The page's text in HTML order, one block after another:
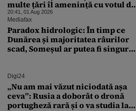
multe țări îl amenință cu votul de
neîncredere dacă nu
demisionează
20:41, 01 Aug 2026
Mediafax
Paradox hidrologic: În timp ce
Dunărea și majoritatea râurilor
scad, Someșul ar putea fi singurul
Digi24
„Nu am mai văzut niciodată așa
ceva”: Rusia a doborât o dronă
portugheză rară și o va studia la